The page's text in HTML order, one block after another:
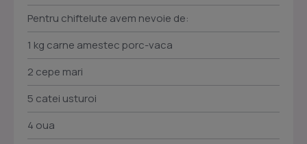
Pentru chiftelute avem nevoie de:
1 kg carne amestec porc-vaca
2 cepe mari
5 catei usturoi
4 oua